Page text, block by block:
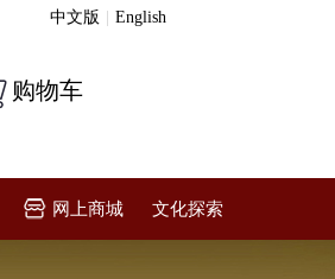
中文版 English
购物车
网上商城 文化探索